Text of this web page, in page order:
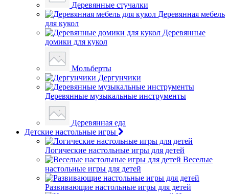
Деревянные стучалки
Деревянная мебель
для кукол
Деревянные
домики для кукол
Мольберты
Дергунчики
Деревянные музыкальные инструменты
Деревянная еда
Детские настольные игры
Логические настольные игры для детей
Веселые
настольные игры для детей
Развивающие настольные игры для детей